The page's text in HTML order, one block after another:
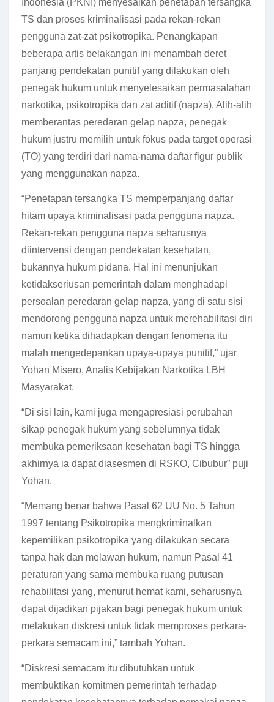
Indonesia (PKNI) menyesalkan penetapan tersangka
TS dan proses kriminalisasi pada rekan-rekan
pengguna zat-zat psikotropika. Penangkapan
beberapa artis belakangan ini menambah deret
panjang pendekatan punitif yang dilakukan oleh
penegak hukum untuk menyelesaikan permasalahan
narkotika, psikotropika dan zat aditif (napza). Alih-alih
memberantas peredaran gelap napza, penegak
hukum justru memilih untuk fokus pada target operasi
(TO) yang terdiri dari nama-nama daftar figur publik
yang menggunakan napza.
“Penetapan tersangka TS memperpanjang daftar
hitam upaya kriminalisasi pada pengguna napza.
Rekan-rekan pengguna napza seharusnya
diintervensi dengan pendekatan kesehatan,
bukannya hukum pidana. Hal ini menunjukan
ketidakseriusan pemerintah dalam menghadapi
persoalan peredaran gelap napza, yang di satu sisi
mendorong pengguna napza untuk merehabilitasi diri
namun ketika dihadapkan dengan fenomena itu
malah mengedepankan upaya-upaya punitif,” ujar
Yohan Misero, Analis Kebijakan Narkotika LBH
Masyarakat.
“Di sisi lain, kami juga mengapresiasi perubahan
sikap penegak hukum yang sebelumnya tidak
membuka pemeriksaan kesehatan bagi TS hingga
akhirnya ia dapat diasesmen di RSKO, Cibubur” puji
Yohan.
“Memang benar bahwa Pasal 62 UU No. 5 Tahun
1997 tentang Psikotropika mengkriminalkan
kepemilikan psikotropika yang dilakukan secara
tanpa hak dan melawan hukum, namun Pasal 41
peraturan yang sama membuka ruang putusan
rehabilitasi yang, menurut hemat kami, seharusnya
dapat dijadikan pijakan bagi penegak hukum untuk
melakukan diskresi untuk tidak memproses perkara-
perkara semacam ini,” tambah Yohan.
“Diskresi semacam itu dibutuhkan untuk
membuktikan komitmen pemerintah terhadap